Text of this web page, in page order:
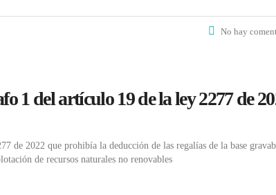
No hay
1 del artículo 19 de la ley 2277 de
de 2022 que prohibía la deducción de las regalías de la base
de recursos naturales no renovables